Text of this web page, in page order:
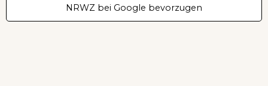
NRWZ bei Google bevorzugen